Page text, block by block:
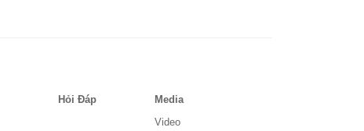
Hỏi Đáp
Media
Video